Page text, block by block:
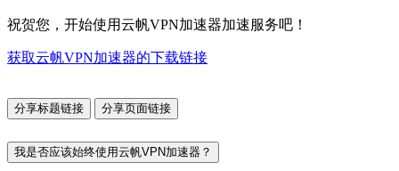
祝贺您，开始使用云帆VPN加速器加速服务吧！
获取云帆VPN加速器的下载链接
分享标题链接 分享页面链接
我是否应该始终使用云帆VPN加速器？